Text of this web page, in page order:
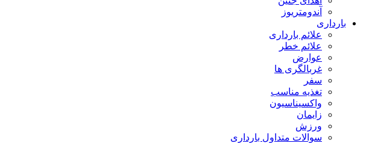
آندومتریوز
بارداری
علائم بارداری
علائم خطر
عوارض
غربالگری ها
سفر
تغذیه مناسب
واکسیناسیون
زایمان
ورزش
سوالات متداول بارداری